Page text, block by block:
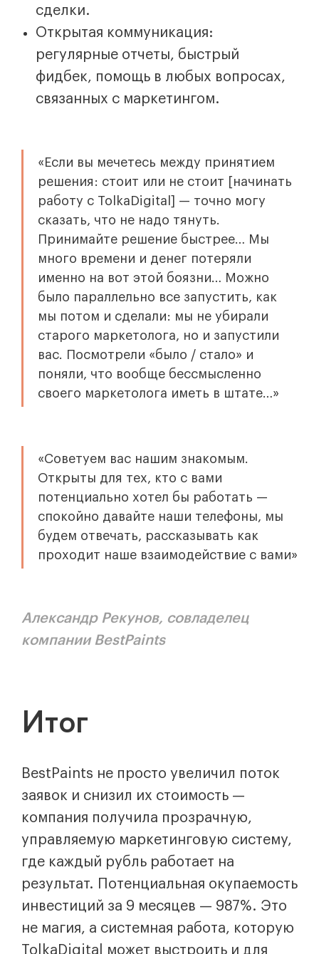
сделки.
Открытая коммуникация:
регулярные отчеты, быстрый
фидбек, помощь в любых вопросах,
связанных с маркетингом.
«Если вы мечетесь между принятием
решения: стоит или не стоит [начинать
работу с TolkaDigital] — точно могу
сказать, что не надо тянуть.
Принимайте решение быстрее… Мы
много времени и денег потеряли
именно на вот этой боязни… Можно
было параллельно все запустить, как
мы потом и сделали: мы не убирали
старого маркетолога, но и запустили
вас. Посмотрели «было / стало» и
поняли, что вообще бессмысленно
своего маркетолога иметь в штате…»
«Советуем вас нашим знакомым.
Открыты для тех, кто с вами
потенциально хотел бы работать —
спокойно давайте наши телефоны, мы
будем отвечать, рассказывать как
проходит наше взаимодействие с вами»
Александр Рекунов, совладелец
компании BestPaints
Итог
BestPaints не просто увеличил поток
заявок и снизил их стоимость —
компания получила прозрачную,
управляемую маркетинговую систему,
где каждый рубль работает на
результат. Потенциальная окупаемость
инвестиций за 9 месяцев — 987%. Это
не магия, а системная работа, которую
TolkaDigital может выстроить и для